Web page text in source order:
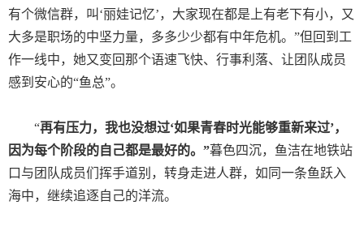
有个微信群，叫‘丽娃记忆’，大家现在都是上有老下有小，又
大多是职场的中坚力量，多多少少都有中年危机。”但回到工
作一线中，她又变回那个语速飞快、行事利落、让团队成员
感到安心的“鱼总”。
“再有压力，我也没想过‘如果青春时光能够重新来过’，
因为每个阶段的自己都是最好的。”暮色四沉，鱼洁在地铁站
口与团队成员们挥手道别，转身走进人群，如同一条鱼跃入
海中，继续追逐自己的洋流。